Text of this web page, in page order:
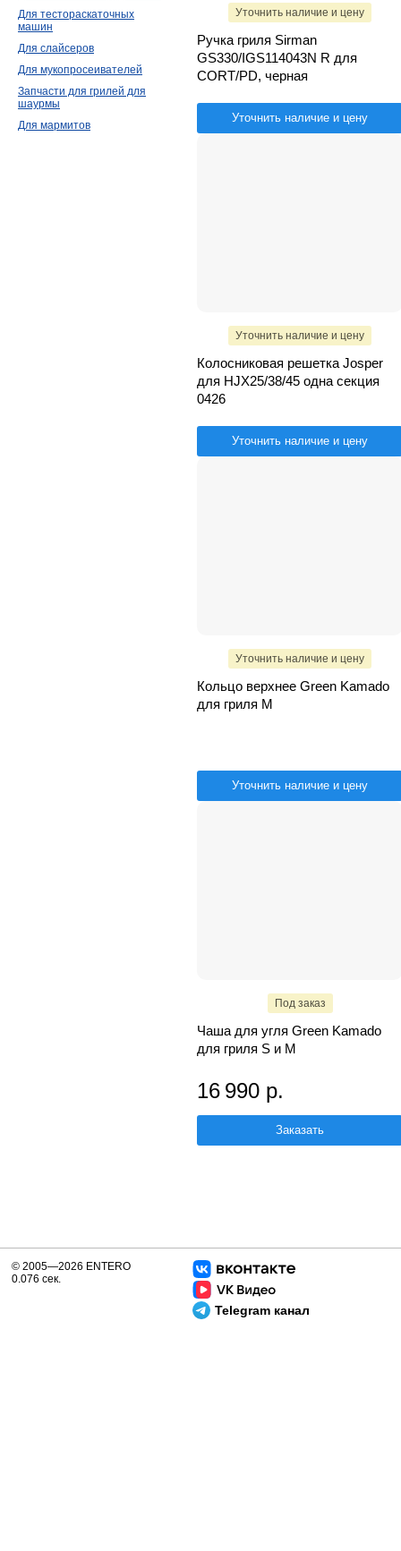
Уточнить наличие и цену
Ручка гриля Sirman
GS330/IGS114043N R для
CORT/PD, черная
Уточнить наличие и цену
Уточнить наличие и цену
Колосниковая решетка Josper
для HJX25/38/45 одна секция
0426
Уточнить наличие и цену
Уточнить наличие и цену
Кольцо верхнее Green Kamado
для гриля M
Уточнить наличие и цену
Под заказ
Чаша для угля Green Kamado
для гриля S и M
16 990 р.
Заказать
Для тестораскаточных
машин
Для слайсеров
Для мукопросеивателей
Запчасти для грилей для
шаурмы
Для мармитов
Telegram канал
© 2005—2026 ENTERO
0.076 сек.